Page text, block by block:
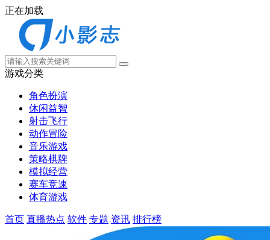
正在加载
游戏分类
角色扮演
休闲益智
射击飞行
动作冒险
音乐游戏
策略棋牌
模拟经营
赛车竞速
体育游戏
首页 直播热点 软件 专题 资讯 排行榜